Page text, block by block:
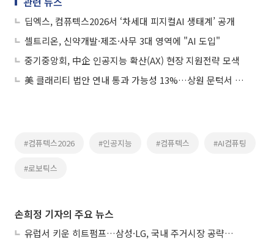
딥엑스, 컴퓨텍스2026서 ‘차세대 피지컬AI 생태계’ 공개
셀트리온, 신약개발·제조·사무 3대 영역에 "AI 도입"
중기중앙회, 中企 인공지능 확산(AX) 현장 지원전략 모색
美 클래리티 법안 연내 통과 가능성 13%…상원 문턱서 제동
#컴퓨텍스2026 #인공지능 #컴퓨텍스 #AI컴퓨팅
#로보틱스
손희정 기자의 주요 뉴스
유럽서 키운 히트펌프…삼성·LG, 국내 주거시장 공략 ‘속도’